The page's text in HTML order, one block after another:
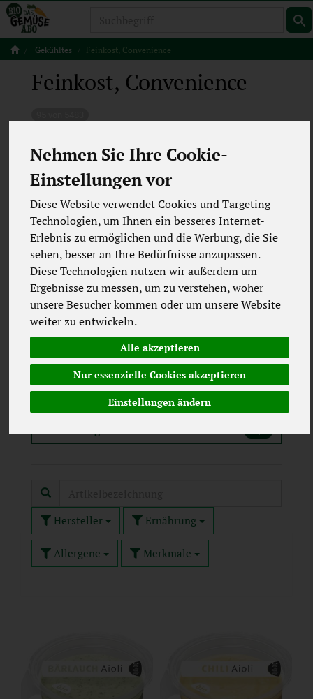
Nehmen Sie Ihre Cookie-
Einstellungen vor
Diese Website verwendet Cookies und Targeting
Technologien, um Ihnen ein besseres Internet-
Erlebnis zu ermöglichen und die Werbung, die Sie
sehen, besser an Ihre Bedürfnisse anzupassen.
Diese Technologien nutzen wir außerdem um
Ergebnisse zu messen, um zu verstehen, woher
unsere Besucher kommen oder um unsere Website
weiter zu entwickeln.
Alle akzeptieren
Nur essenzielle Cookies akzeptieren
Einstellungen ändern
Gekühltes Feinkost, Convenience
Feinkost, Convenience
Frische Nudeln
Frische Saucen & Pestos
28
Feinkostsalate
13
Frische Fertiggerichte
34
Antipasti
4
Frische Aufstriche
Frische Cremes & Dips
1
Frische Teige
Hersteller Ernährung
Allergene Merkmale